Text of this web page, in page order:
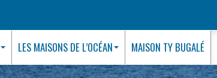
LES MAISONS DE L’OCÉAN MAISON TY BUGALÉ